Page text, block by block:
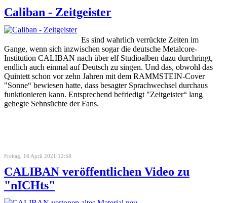
Caliban - Zeitgeister
Es sind wahrlich verrückte Zeiten im
Gange, wenn sich inzwischen sogar die deutsche Metalcore-
Institution CALIBAN nach über elf Studioalben dazu durchringt,
endlich auch einmal auf Deutsch zu singen. Und das, obwohl das
Quintett schon vor zehn Jahren mit dem RAMMSTEIN-Cover
"Sonne“ bewiesen hatte, dass besagter Sprachwechsel durchaus
funktionieren kann. Entsprechend befriedigt "Zeitgeister“ lang
gehegte Sehnsüchte der Fans.
Freitag, 16 April 2021 12:58
CALIBAN veröffentlichen Video zu
"nICHts"